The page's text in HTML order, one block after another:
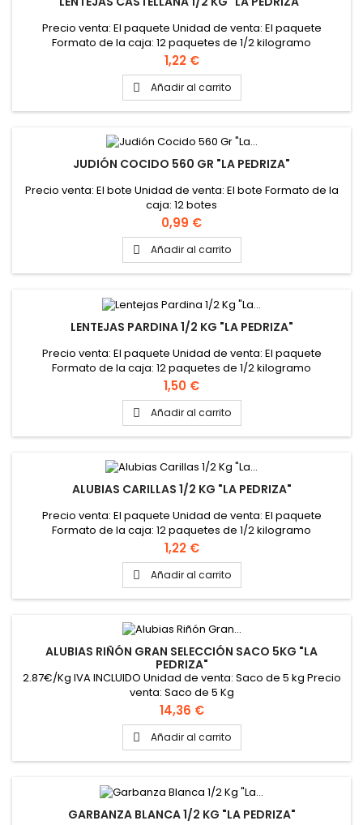
Precio venta: El paquete Unidad de venta: El paquete
Formato de la caja: 12 paquetes de 1/2 kilogramo
Precio
1,22 €
 Añadir al carrito
JUDIÓN COCIDO 560 GR "LA PEDRIZA"
Precio venta: El bote Unidad de venta: El bote Formato de la
caja: 12 botes
Precio
0,99 €
 Añadir al carrito
LENTEJAS PARDINA 1/2 KG "LA PEDRIZA"
Precio venta: El paquete Unidad de venta: El paquete
Formato de la caja: 12 paquetes de 1/2 kilogramo
Precio
1,50 €
 Añadir al carrito
ALUBIAS CARILLAS 1/2 KG "LA PEDRIZA"
Precio venta: El paquete Unidad de venta: El paquete
Formato de la caja: 12 paquetes de 1/2 kilogramo
Precio
1,22 €
 Añadir al carrito
ALUBIAS RIÑÓN GRAN SELECCIÓN SACO 5KG "LA
PEDRIZA"
2.87€/Kg IVA INCLUIDO Unidad de venta: Saco de 5 kg Precio
venta: Saco de 5 Kg
Precio
14,36 €
 Añadir al carrito
GARBANZA BLANCA 1/2 KG "LA PEDRIZA"